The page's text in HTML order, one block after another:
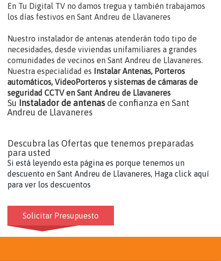
En Tu Digital TV no damos tregua y también trabajamos
los días festivos en Sant Andreu de Llavaneres
Nuestro instalador de antenas atenderán todo tipo de
necesidades, desde viviendas unifamiliares a grandes
comunidades de vecinos en Sant Andreu de Llavaneres.
Nuestra especialidad es Instalar Antenas, Porteros
automáticos, VideoPorteros y sistemas de cámaras de
seguridad CCTV en Sant Andreu de Llavaneres
Su Instalador de antenas de confianza en Sant
Andreu de Llavaneres
Descubra las Ofertas que tenemos preparadas
para usted
Si está leyendo esta página es porque tenemos un
descuento en Sant Andreu de Llavaneres, Haga click aquí
para ver los descuentos
Solicitar Presupuesto